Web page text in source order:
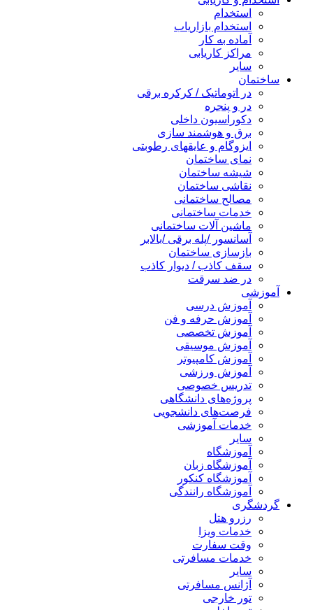
استخدام
استخدام بازاریاب
آماده به کار
مراکز کاریابی
سایر
ساختمان
در اتوماتیک / کرکره برقی
در و پنجره
دکوراسیون داخلی
برق و هوشمند سازی
ایزوگام و عایقهای رطوبتی
نمای ساختمان
شیشه ساختمان
نقاشی ساختمان
مصالح ساختمانی
خدمات ساختمانی
ماشین آلات ساختمانی
آسانسور /پله برقی /بالابر
بازسازی ساختمان
سقف کاذب / دیوار کاذب
در ضد سرقت
آموزشی
آموزش درسی
آموزش حرفه و فن
آموزش تخصصی
آموزش موسیقی
آموزش کامپیوتر
آموزش ورزشی
تدریس خصوصی
پروژه‌های دانشگاهی
فرصت‌های دانشجویی
خدمات آموزشی
سایر
آموزشگاه
آموزشگاه زبان
آموزشگاه کنکور
آموزشگاه رانندگی
گردشگری
رزرو هتل
خدمات ویزا
وقت سفارت
خدمات مسافرتی
سایر
آژانس مسافرتی
تور خارجی